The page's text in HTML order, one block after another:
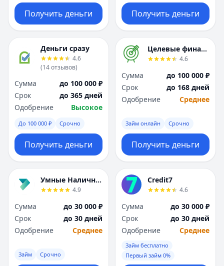
Получить деньги Получить деньги
Деньги сразу
4.6
(14отзывов)
Сумма
до 100 000 ₽
Срок
до 365 дней
Одобрение
Высокое
До 100 000 ₽ Срочно
Получить деньги
Целевые финансы
4.6
Сумма
до 100 000 ₽
Срок
до 168 дней
Одобрение
Среднее
Займ онлайн Срочно
Получить деньги
Умные Наличные
4.9
Сумма
до 30 000 ₽
Срок
до 30 дней
Одобрение
Среднее
Займ Срочно
Credit7
4.6
Сумма
до 30 000 ₽
Срок
до 30 дней
Одобрение
Среднее
Займ бесплатно
Первый займ 0%